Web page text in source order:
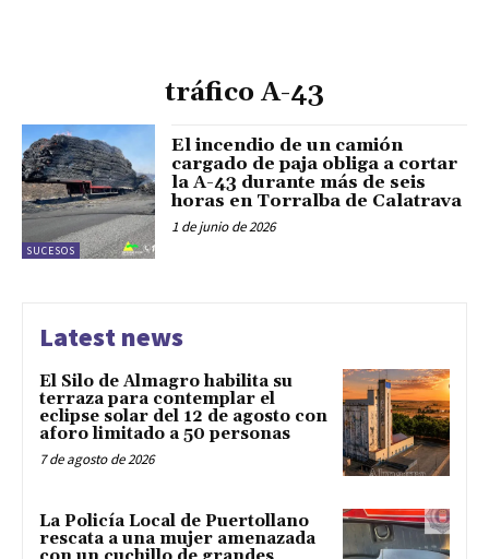
tráfico A-43
SUCESOS
El incendio de un camión
cargado de paja obliga a cortar
la A-43 durante más de seis
horas en Torralba de Calatrava
1 de junio de 2026
Latest news
El Silo de Almagro habilita su
terraza para contemplar el
eclipse solar del 12 de agosto con
aforo limitado a 50 personas
7 de agosto de 2026
La Policía Local de Puertollano
rescata a una mujer amenazada